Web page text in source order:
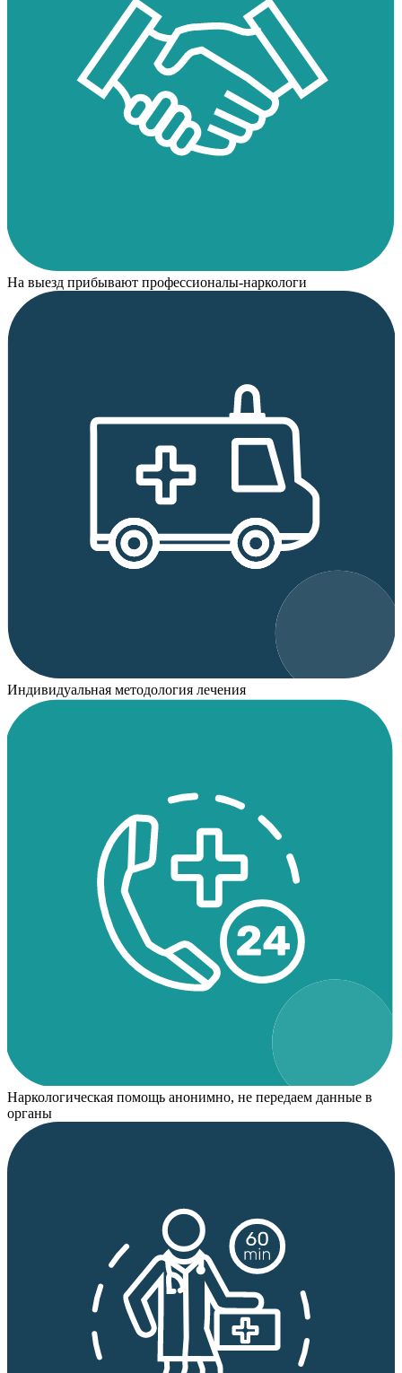
На выезд прибывают профессионалы-наркологи
Индивидуальная методология лечения
Наркологическая помощь анонимно, не передаем данные в
органы